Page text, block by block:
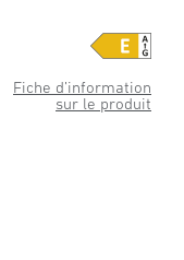
Fiche d’information
sur le produit